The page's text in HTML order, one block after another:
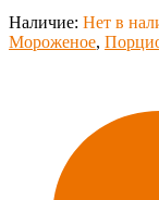
Наличие: Нет в
Мороженое,